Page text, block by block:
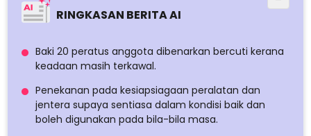
RINGKASAN BERITA AI
Baki 20 peratus anggota dibenarkan bercuti kerana
keadaan masih terkawal.
Penekanan pada kesiapsiagaan peralatan dan
jentera supaya sentiasa dalam kondisi baik dan
boleh digunakan pada bila-bila masa.